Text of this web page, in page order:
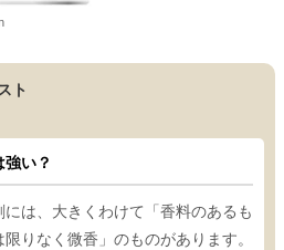
ト
い？
は、大きくわけて「香料のあるも
りなく微香」のものがあります。